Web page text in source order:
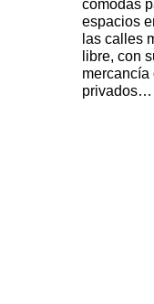
cómodas
espacios
las calles
libre, con
privados…